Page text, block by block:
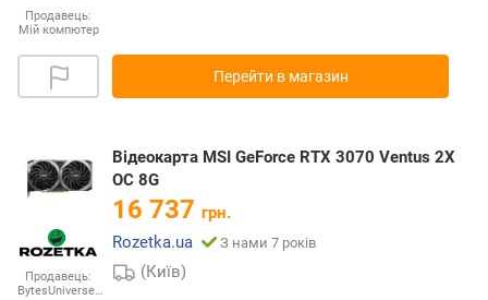
Продавець:
Мій компютер
Перейти в магазин
Продавець:
BytesUniverse…
Відеокарта MSI GeForce RTX 3070 Ventus 2X
OC 8G
16 737 грн.
Rozetka.ua
З нами 7 років
(Київ)